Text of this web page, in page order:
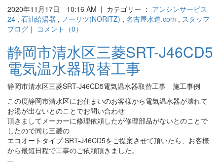
2020年11月17日 10:16 AM | カテゴリー ： アンシンサービス
24 , 石油給湯器 , ノーリツ(NORITZ) , 名古屋水道.com , スタッフ
ブログ ｜ コメント（0）
静岡市清水区三菱SRT-J46CD5
電気温水器取替工事
静岡市清水区三菱SRT-J46CD5電気温水器取替工事 施工事例
この度静岡市清水区にお住まいのお客様から電気温水器が壊れて
お湯が出ないとのことでお問い合わせ
頂きましてメーカーに修理依頼したが修理部品がないとのことで
したので同じ三菱の
エコオートタイプ SRT-J46CD5をご提案させて頂いたら、お客様
から最短日程で工事のご依頼頂きました。